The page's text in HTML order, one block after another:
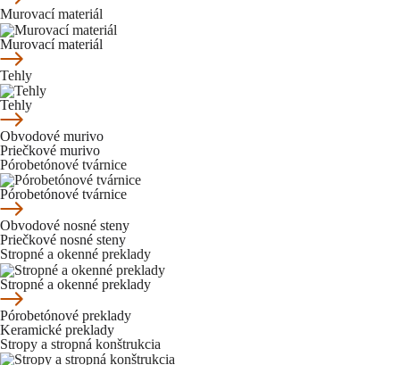
Murovací materiál
Murovací materiál
Tehly
Tehly
Obvodové murivo
Priečkové murivo
Pórobetónové tvárnice
Pórobetónové tvárnice
Obvodové nosné steny
Priečkové nosné steny
Stropné a okenné preklady
Stropné a okenné preklady
Pórobetónové preklady
Keramické preklady
Stropy a stropná konštrukcia